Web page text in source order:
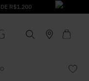
R$1.200